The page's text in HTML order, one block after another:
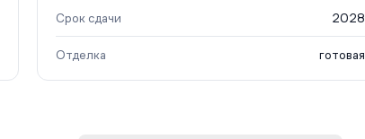
Срок сдачи 2028
Отделка готовая